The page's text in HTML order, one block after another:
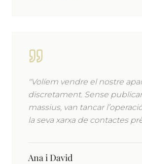
"Volíem vendre el nostre
discretament. Sense
massius, van tancar
la seva xarxa de contactes
Ana i David